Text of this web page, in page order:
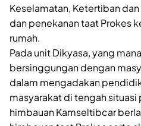
Keselamatan, Ketertiban
dan penekanan taat Prokes
rumah.
Pada unit Dikyasa, yang
bersinggungan dengan
dalam mengadakan
masyarakat di tengah
himbauan Kamseltibcar